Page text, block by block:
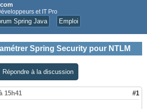
et IT Pro
Spring Java Emploi
Spring Security pour NTLM
Répondre à la discussion
15h41 #1